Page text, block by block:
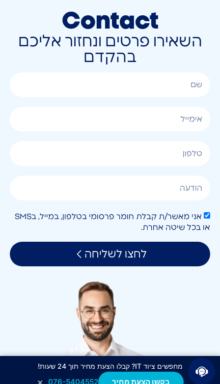
Contact
השאירו פרטים ונחזור אליכם
בהקדם
אני מאשר/ת קבלת חומר פרסומי בטלפון, במייל, בSMS
או בכל שיטה אחרת.
לחצו לשליחה
מחפשים ציוד IT? קבלו הצעת מחיר תוך 24 שעות!
בקשו הצעת מחיר 076-5404552